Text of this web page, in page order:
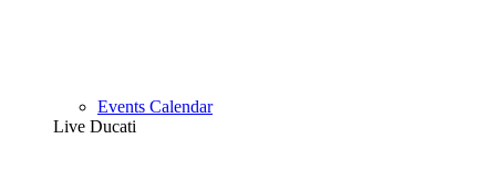
Events Calendar
Live Ducati